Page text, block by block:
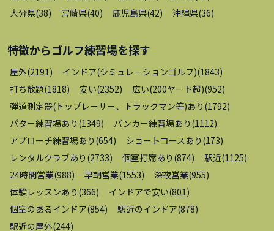
大分県(38) 宮崎県(40) 鹿児島県(42) 沖縄県(36)
特徴からゴルフ練習場を探す
屋外(2191) インドア(シミュレーションゴルフ)(1843)
打ち放題(1818) 安い(2352) 広い(200ヤード超)(952)
弾道測定器(トップレーサー、トラックマン等)あり (1792)
パター練習場あり (1349) バンカー練習場あり (1112)
アプローチ練習場あり (654) ショートコースあり (173)
レンタルクラブあり (2733) 個室打席あり (874) 駅近(1125)
24時間営業(988) 早朝営業(1553) 深夜営業(955)
体験レッスンあり (366) インドアで安い(801)
個室のあるインドア(854) 駅近のインドア(878)
駅近の屋外(244)